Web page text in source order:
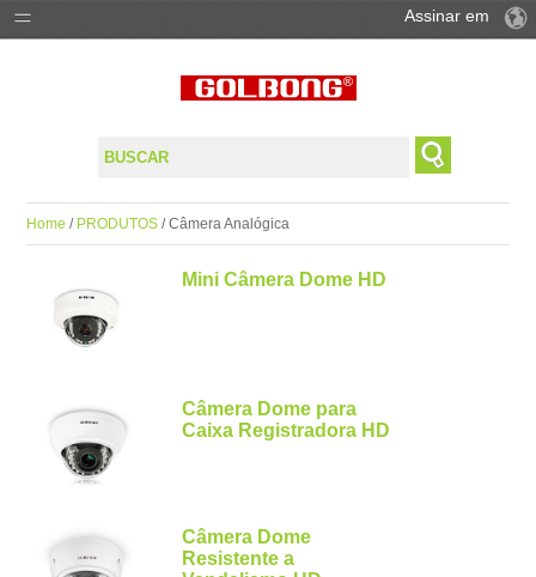
SUPORTE
Assinar em
Home / PRODUTOS / Câmera Analógica
Mini Câmera Dome HD
Câmera Dome para
Caixa Registradora HD
Câmera Dome
Resistente a